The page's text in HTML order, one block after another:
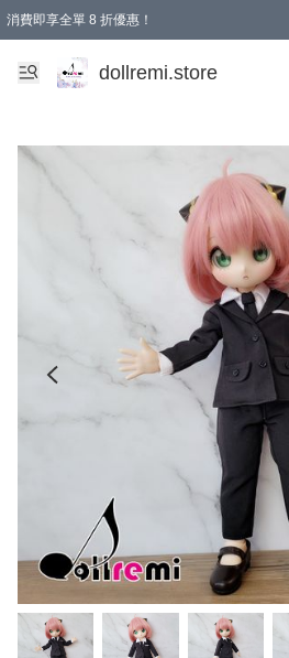
消費即享全單 8 折優惠！
購物滿 HKD 1500.00即享免運費優惠！（適用
dollremi.store